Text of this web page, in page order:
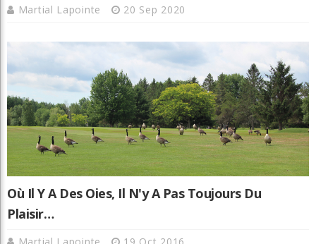
Martial Lapointe 20 Sep 2020
Où Il Y A Des Oies, Il N'y A Pas Toujours Du
Plaisir…